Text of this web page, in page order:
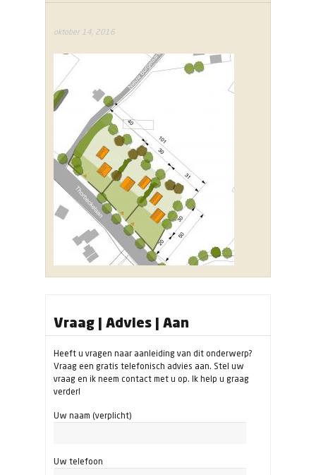
oktober 14, 2016
Vraag | Advies | Aan
Heeft u vragen naar aanleiding van dit onderwerp?
Vraag een gratis telefonisch advies aan. Stel uw
vraag en ik neem contact met u op. Ik help u graag
verder!
Uw naam (verplicht)
Uw telefoon